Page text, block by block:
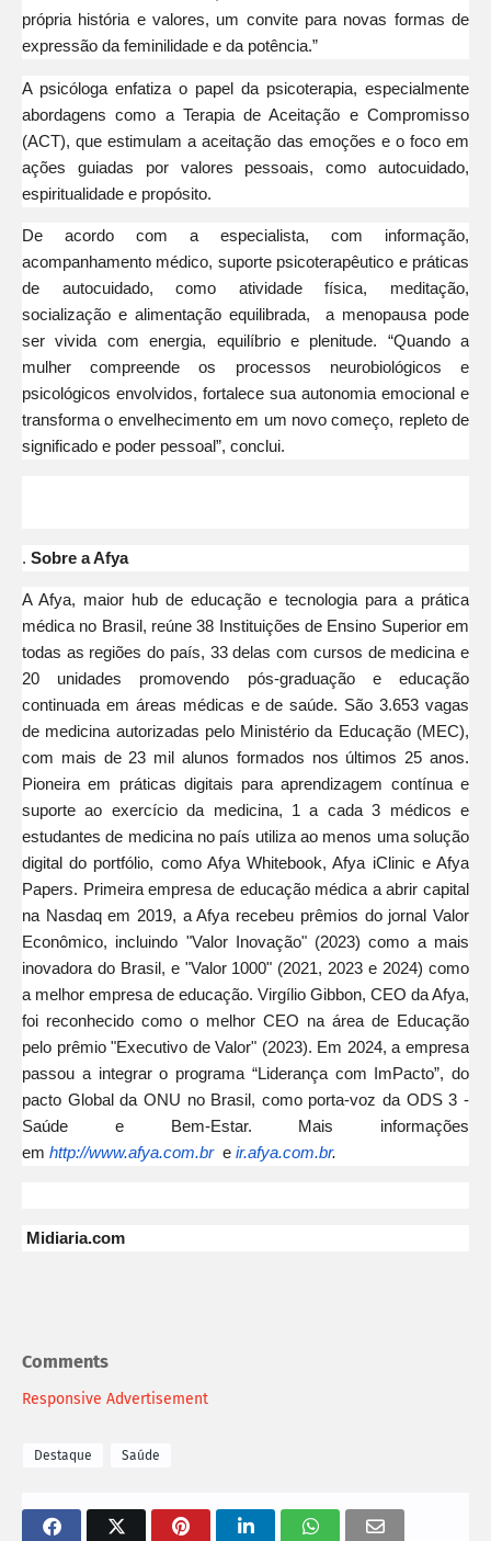
própria história e valores, um convite para novas formas de
expressão da feminilidade e da potência.”
A psicóloga enfatiza o papel da psicoterapia, especialmente
abordagens como a Terapia de Aceitação e Compromisso
(ACT), que estimulam a aceitação das emoções e o foco em
ações guiadas por valores pessoais, como autocuidado,
espiritualidade e propósito.
De acordo com a especialista, com informação,
acompanhamento médico, suporte psicoterapêutico e práticas
de autocuidado, como atividade física, meditação,
socialização e alimentação equilibrada, a menopausa pode
ser vivida com energia, equilíbrio e plenitude. “Quando a
mulher compreende os processos neurobiológicos e
psicológicos envolvidos, fortalece sua autonomia emocional e
transforma o envelhecimento em um novo começo, repleto de
significado e poder pessoal”, conclui.
. Sobre a Afya
A Afya, maior hub de educação e tecnologia para a prática
médica no Brasil, reúne 38 Instituições de Ensino Superior em
todas as regiões do país, 33 delas com cursos de medicina e
20 unidades promovendo pós-graduação e educação
continuada em áreas médicas e de saúde. São 3.653 vagas
de medicina autorizadas pelo Ministério da Educação (MEC),
com mais de 23 mil alunos formados nos últimos 25 anos.
Pioneira em práticas digitais para aprendizagem contínua e
suporte ao exercício da medicina, 1 a cada 3 médicos e
estudantes de medicina no país utiliza ao menos uma solução
digital do portfólio, como Afya Whitebook, Afya iClinic e Afya
Papers. Primeira empresa de educação médica a abrir capital
na Nasdaq em 2019, a Afya recebeu prêmios do jornal Valor
Econômico, incluindo "Valor Inovação" (2023) como a mais
inovadora do Brasil, e "Valor 1000" (2021, 2023 e 2024) como
a melhor empresa de educação. Virgílio Gibbon, CEO da Afya,
foi reconhecido como o melhor CEO na área de Educação
pelo prêmio "Executivo de Valor" (2023). Em 2024, a empresa
passou a integrar o programa “Liderança com ImPacto”, do
pacto Global da ONU no Brasil, como porta-voz da ODS 3 -
Saúde e Bem-Estar. Mais informações
em http://www.afya.com.br e ir.afya.com.br.
Midiaria.com
Comments
Responsive Advertisement
Destaque Saúde